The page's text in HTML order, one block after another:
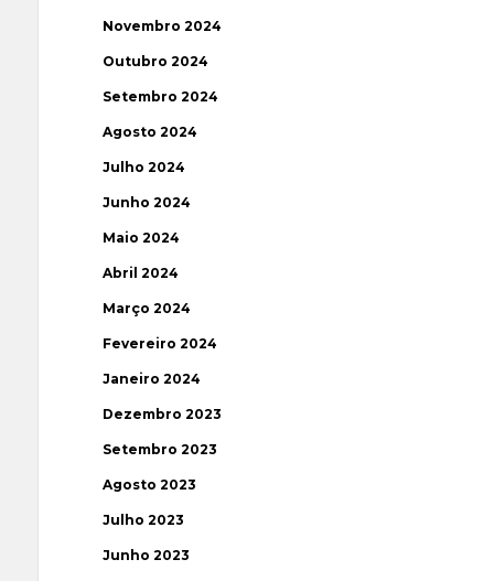
Novembro 2024
Outubro 2024
Setembro 2024
Agosto 2024
Julho 2024
Junho 2024
Maio 2024
Abril 2024
Março 2024
Fevereiro 2024
Janeiro 2024
Dezembro 2023
Setembro 2023
Agosto 2023
Julho 2023
Junho 2023